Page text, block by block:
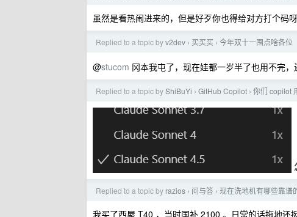
虽然是看热闹进来的，但是好歹你也得给对方打个码呀
Replied to a topic byv2dev › 买买买 › 今年双十一囤点啥各位
@stucom 冈本我屯了，现在娃都一岁半了也用不完，
Replied to a topic byShiBuYi › GitHub Copilot › 你们 copilot
Replied to a topic by razios › 问与答 › 现在洗地机有哪些靠谱
我买了西屋 T40 ，当时国补 2100 。日常的话拖地还